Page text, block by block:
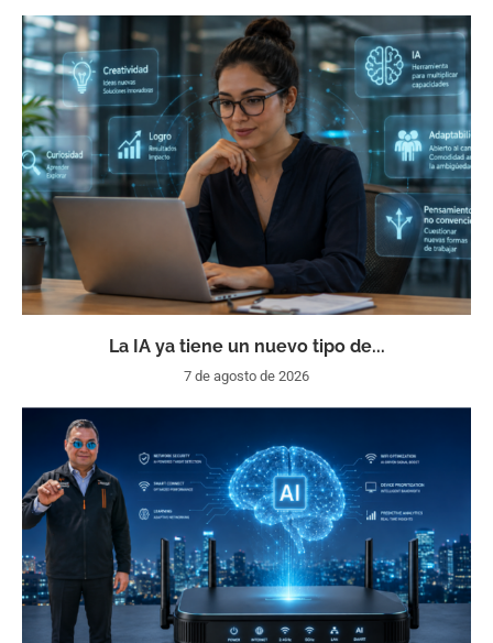
La IA ya tiene un nuevo tipo de...
7 de agosto de 2026